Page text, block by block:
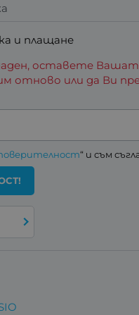
и плащане
оставете
отново или да Ви
“ и съм